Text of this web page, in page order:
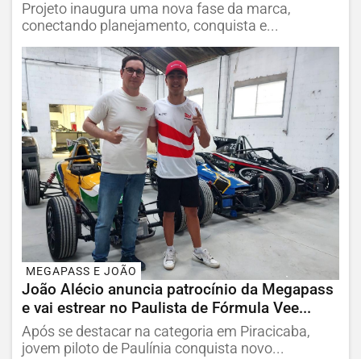
Projeto inaugura uma nova fase da marca,
conectando planejamento, conquista e...
MEGAPASS E JOÃO
João Alécio anuncia patrocínio da Megapass
e vai estrear no Paulista de Fórmula Vee...
Após se destacar na categoria em Piracicaba,
jovem piloto de Paulínia conquista novo...